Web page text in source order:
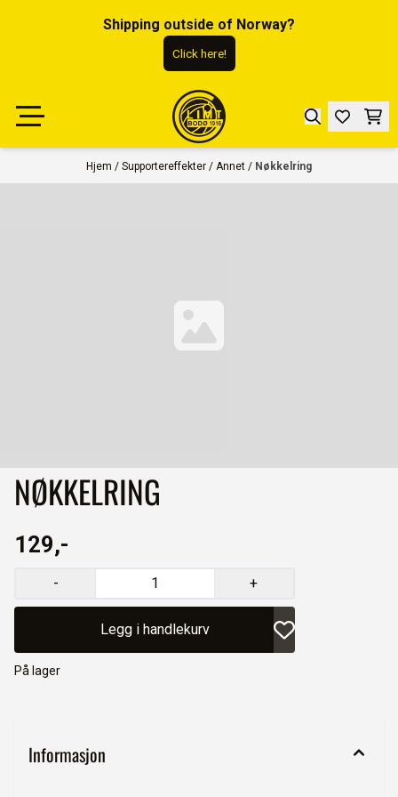
Shipping outside of Norway?
Click here!
Hjem / Supportereffekter / Annet / Nøkkelring
NØKKELRING
129,-
- +
Legg i handlekurv
På lager
Informasjon